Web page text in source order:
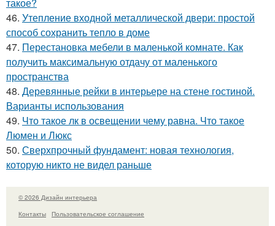
46. Утепление входной металлической двери: простой
способ сохранить тепло в доме
47. Перестановка мебели в маленькой комнате. Как
получить максимальную отдачу от маленького
пространства
48. Деревянные рейки в интерьере на стене гостиной.
Варианты использования
49. Что такое лк в освещении чему равна. Что такое
Люмен и Люкс
50. Сверхпрочный фундамент: новая технология,
которую никто не видел раньше
© 2026 Дизайн интерьера
Контакты
Пользовательское соглашение